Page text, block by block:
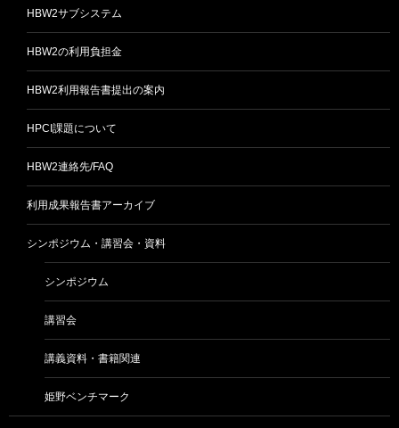
HBW2サブシステム
HBW2の利用負担金
HBW2利用報告書提出の案内
HPCI課題について
HBW2連絡先/FAQ
利用成果報告書アーカイブ
シンポジウム・講習会・資料
シンポジウム
講習会
講義資料・書籍関連
姫野ベンチマーク